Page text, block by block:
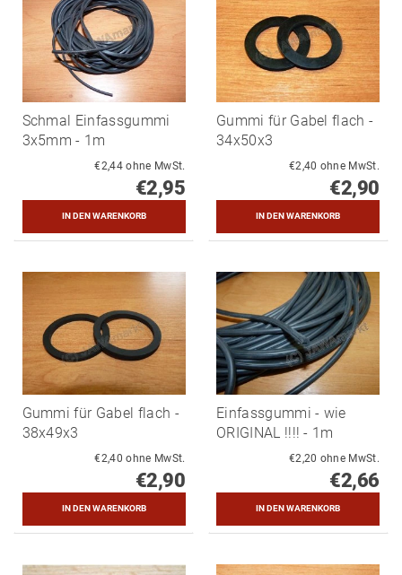
Schmal Einfassgummi
3x5mm - 1m
€2,44 ohne MwSt.
€2,95
Gummi für Gabel flach -
34x50x3
€2,40 ohne MwSt.
€2,90
Gummi für Gabel flach -
38x49x3
€2,40 ohne MwSt.
€2,90
Einfassgummi - wie
ORIGINAL !!!! - 1m
€2,20 ohne MwSt.
€2,66